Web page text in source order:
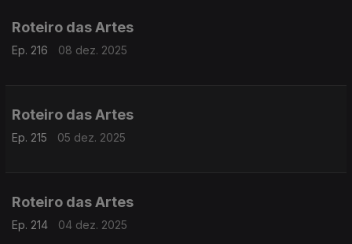
Roteiro das Artes
Ep. 216 08 dez. 2025
Roteiro das Artes
Ep. 215 05 dez. 2025
Roteiro das Artes
Ep. 214 04 dez. 2025